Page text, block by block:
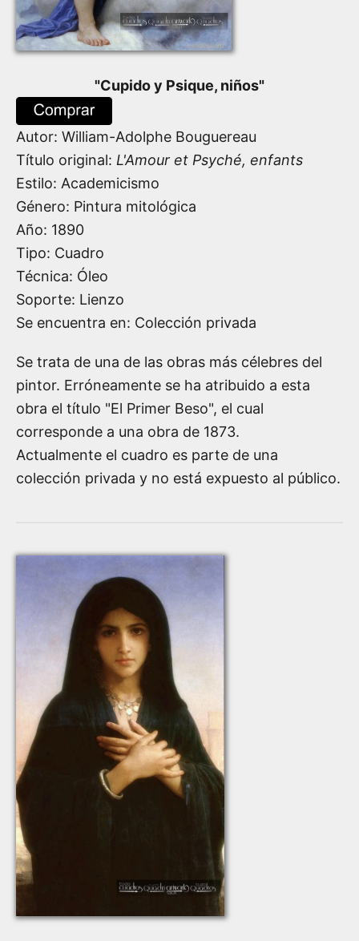
"Cupido y Psique, niños"
Autor: William-Adolphe Bouguereau
Título original: L'Amour et Psyché, enfants
Estilo: Academicismo
Género: Pintura mitológica
Año: 1890
Tipo: Cuadro
Técnica: Óleo
Soporte: Lienzo
Se encuentra en: Colección privada
Se trata de una de las obras más célebres del
pintor. Erróneamente se ha atribuido a esta
obra el título "El Primer Beso", el cual
corresponde a una obra de 1873.
Actualmente el cuadro es parte de una
colección privada y no está expuesto al público.